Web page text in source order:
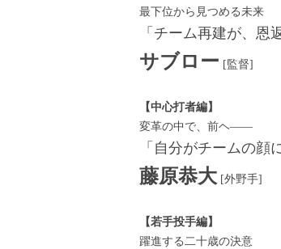
最下位から見つめる未来
「チーム再建が、恩
サブロー [監督]
【中心打者編】
変革の中で、前ヘ――
「自分がチームの顔
藤原恭大 [外野手]
【若手投手編】
躍進する二十歳の決意